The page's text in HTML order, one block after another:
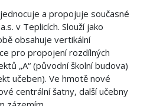
a propojuje současné
v Teplicích. Slouží jako
obsahuje vertikální
pro propojení rozdílných
„A“ (původní školní budova)
učeben). Ve hmotě nové
centrální šatny, další učebny